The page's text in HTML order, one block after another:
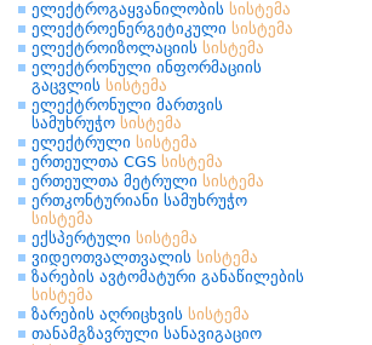
ელექტროგაყვანილობის სისტემა
ელექტროენერგეტიკული სისტემა
ელექტროიზოლაციის სისტემა
ელექტრონული ინფორმაციის
გაცვლის სისტემა
ელექტრონული მართვის
სამუხრუჭო სისტემა
ელექტრული სისტემა
ერთეულთა CGS სისტემა
ერთეულთა მეტრული სისტემა
ერთკონტურიანი სამუხრუჭო
სისტემა
ექსპერტული სისტემა
ვიდეოთვალთვალის სისტემა
ზარების ავტომატური განაწილების
სისტემა
ზარების აღრიცხვის სისტემა
თანამგზავრული სანავიგაციო